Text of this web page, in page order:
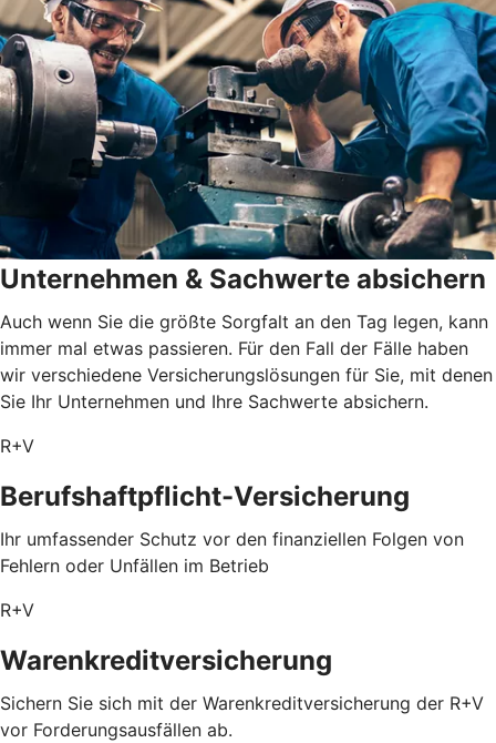
Unternehmen & Sachwerte absichern
Auch wenn Sie die größte Sorgfalt an den Tag legen, kann
immer mal etwas passieren. Für den Fall der Fälle haben
wir verschiedene Versicherungslösungen für Sie, mit denen
Sie Ihr Unternehmen und Ihre Sachwerte absichern.
R+V
Berufshaftpflicht-Versicherung
Ihr umfassender Schutz vor den finanziellen Folgen von
Fehlern oder Unfällen im Betrieb
R+V
Warenkreditversicherung
Sichern Sie sich mit der Warenkreditversicherung der R+V
vor Forderungsausfällen ab.